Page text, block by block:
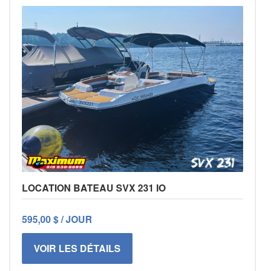
LOCATION BATEAU SVX 231 IO
595,00 $ / JOUR
VOIR LES DÉTAILS